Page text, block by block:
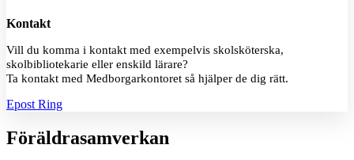
Kontakt
Vill du komma i kontakt med exempelvis skolsköterska,
skolbibliotekarie eller enskild lärare?
Ta kontakt med Medborgarkontoret så hjälper de dig rätt.
Epost Ring
Föräldrasamverkan